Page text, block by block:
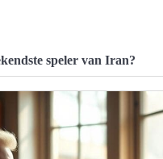
speler van Iran?